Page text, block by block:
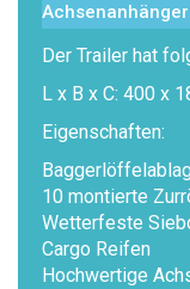
Der Trailer hat
L x B x C: 400 x
Eigenschaften:
10 montierte
Wetterfeste
Cargo Reifen
Hochwertige